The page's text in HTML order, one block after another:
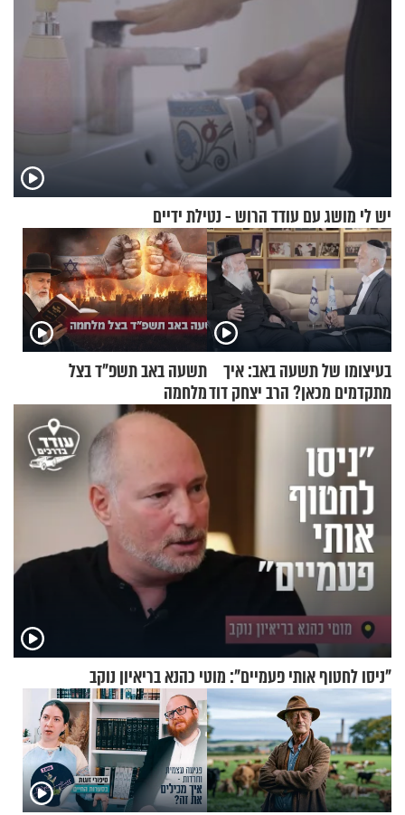
יש לי מושג עם עודד הרוש - נטילת ידיים
בעיצומו של תשעה באב: איך
מתקדמים מכאן? הרב יצחק דוד
תשעה באב תשפ"ד בצל
מלחמה
"ניסו לחטוף אותי פעמיים": מוטי כהנא בריאיון נוקב